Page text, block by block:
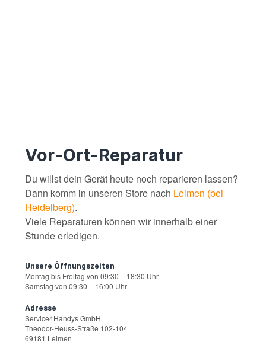
Vor-Ort-Reparatur
Du willst dein Gerät heute noch reparieren lassen?
Dann komm in unseren Store nach Leimen (bei
Heidelberg).
Viele Reparaturen können wir innerhalb einer
Stunde erledigen.
Unsere Öffnungszeiten
Montag bis Freitag von 09:30 – 18:30 Uhr
Samstag von 09:30 – 16:00 Uhr
Adresse
Service4Handys GmbH
Theodor-Heuss-Straße 102-104
69181 Leimen